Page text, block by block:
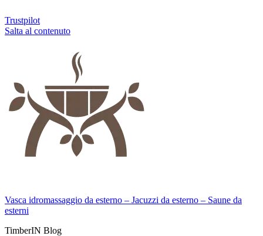
Trustpilot
Salta al contenuto
Vasca idromassaggio da esterno – Jacuzzi da esterno – Saune da
esterni
TimberIN Blog